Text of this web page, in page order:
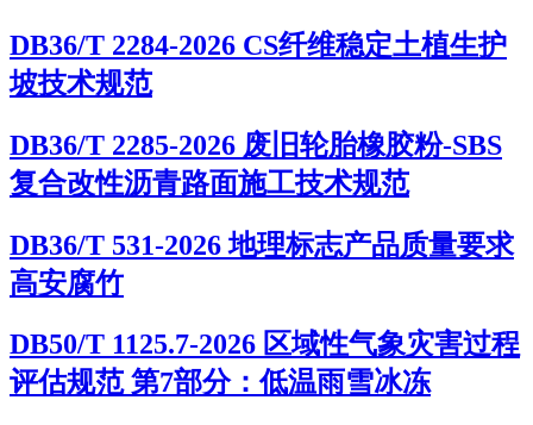
DB36/T 2284-2026 CS纤维稳定土植生护
坡技术规范
DB36/T 2285-2026 废旧轮胎橡胶粉-SBS
复合改性沥青路面施工技术规范
DB36/T 531-2026 地理标志产品质量要求
高安腐竹
DB50/T 1125.7-2026 区域性气象灾害过程
评估规范 第7部分：低温雨雪冰冻